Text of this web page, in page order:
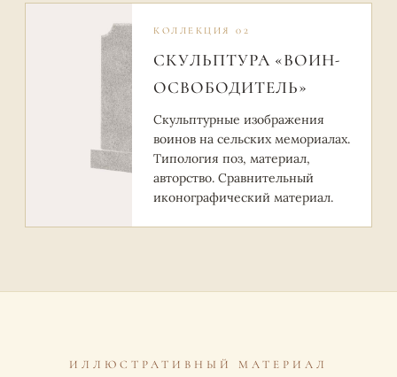
КОЛЛЕКЦИЯ 02
СКУЛЬПТУРА «ВОИН-
ОСВОБОДИТЕЛЬ»
Скульптурные изображения
воинов на сельских мемориалах.
Типология поз, материал,
авторство. Сравнительный
иконографический материал.
ИЛЛЮСТРАТИВНЫЙ МАТЕРИАЛ